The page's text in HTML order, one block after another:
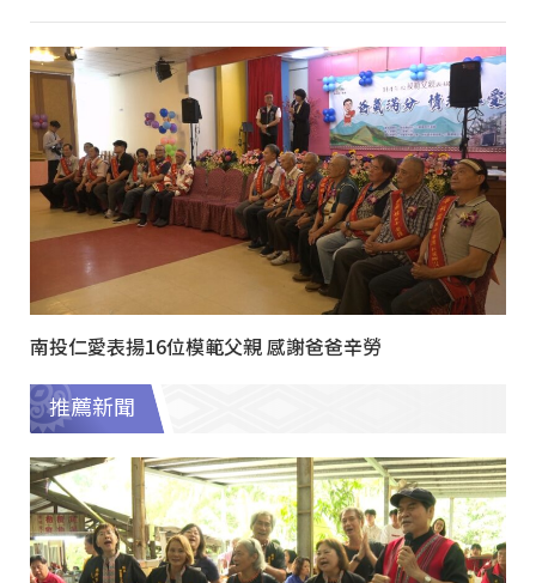
南投仁愛表揚16位模範父親 感謝爸爸辛勞
推薦新聞